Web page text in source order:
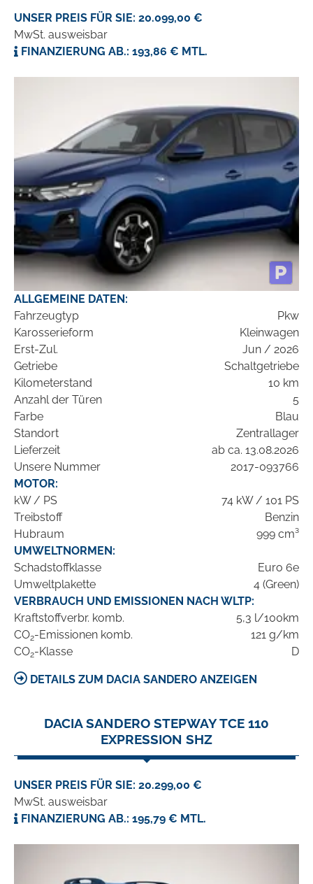
UNSER PREIS FÜR SIE: 20.099,00 €
MwSt. ausweisbar
FINANZIERUNG AB.: 193,86 € MTL.
ALLGEMEINE DATEN:
Fahrzeugtyp
Pkw
Karosserieform
Kleinwagen
Erst-Zul.
Jun / 2026
Getriebe
Schaltgetriebe
Kilometerstand
10 km
Anzahl der Türen
5
Farbe
Blau
Standort
Zentrallager
Lieferzeit
ab ca. 13.08.2026
Unsere Nummer
2017-093766
MOTOR:
kW / PS
74 kW / 101 PS
Treibstoff
Benzin
Hubraum
999 cm³
UMWELTNORMEN:
Schadstoffklasse
Euro 6e
Umweltplakette
4 (Green)
VERBRAUCH UND EMISSIONEN NACH WLTP:
Kraftstoffverbr. komb.
5,3 l/100km
CO2-Emissionen komb.
121 g/km
CO2-Klasse D
DETAILS ZUM DACIA SANDERO ANZEIGEN
DACIA SANDERO STEPWAY TCE 110
EXPRESSION SHZ
UNSER PREIS FÜR SIE: 20.299,00 €
MwSt. ausweisbar
FINANZIERUNG AB.: 195,79 € MTL.